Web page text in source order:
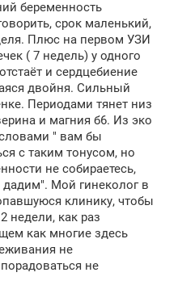
беременность
срок маленький,
Плюс на первом УЗИ
( 7 недель) у одного
и сердцебиение
двойня. Сильный
Периодами тянет низ
и магния б6. Из эко
" вам бы
с таким тонусом, но
не собираетесь,
Мой гинеколог в
клинику, чтобы
недели, как раз
как многие здесь
не
не